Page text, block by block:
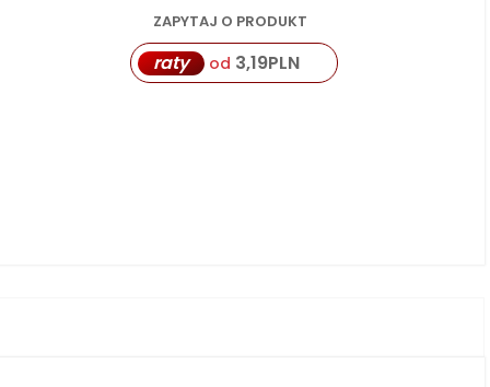
ZAPYTAJ O PRODUKT
raty od 3,19PLN